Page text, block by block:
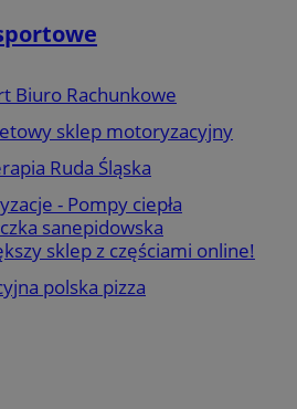
Biuro Rachunkowe
sklep motoryzacyjny
Ruda Śląska
- Pompy ciepła
sanepidowska
sklep z częściami online!
polska pizza